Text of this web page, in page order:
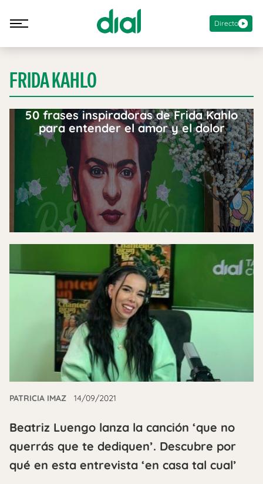
Directo
FRIDA KAHLO
50 frases inspiradoras de Frida Kahlo
para entender el amor y el dolor
PATRICIA IMAZ 14/09/2021
Beatriz Luengo lanza la canción ‘que no
querrás que te dediquen’. Descubre por
qué en esta entrevista ‘en casa tal cual’